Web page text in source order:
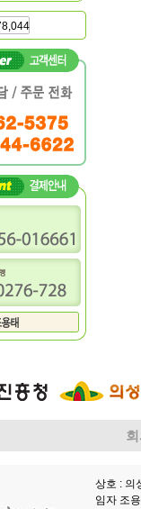
상호 : 의
임자 조용